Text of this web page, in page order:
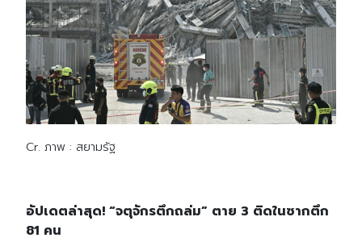
Cr. ภาพ : สยามรัฐ
อัปเดตล่าสุด! “จตุจักรตึกถล่ม” ตาย 3 ติดในซากตึก
81 คน